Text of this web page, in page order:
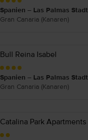
Spanien – Las Palmas Stadt
Gran Canaria (Kanaren)
Bull Reina Isabel
Spanien – Las Palmas Stadt
Gran Canaria (Kanaren)
Catalina Park Apartments